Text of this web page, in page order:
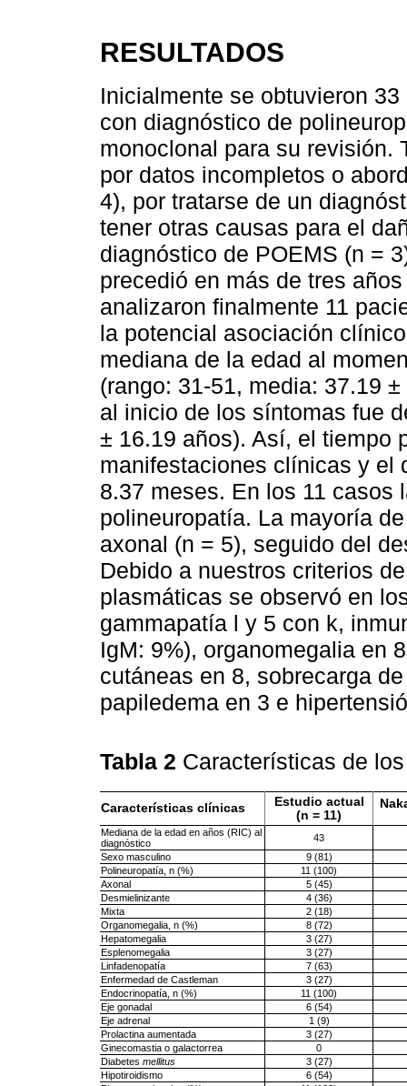
RESULTADOS
Inicialmente se obtuvieron
con diagnóstico de
monoclonal para su revisión.
por datos incompletos o
4), por tratarse de un
tener otras causas para el
diagnóstico de POEMS (n =
precedió en más de tres
analizaron finalmente 11
la potencial asociación
mediana de la edad al
(rango: 31-51, media: 37.19
al inicio de los síntomas fue
± 16.19 años). Así, el tiempo
manifestaciones clínicas y el
8.37 meses. En los 11
polineuropatía. La mayoría
axonal (n = 5), seguido del
Debido a nuestros criterios
plasmáticas se observó en
gammapatía l y 5 con k,
IgM: 9%), organomegalia en
cutáneas en 8, sobrecarga
papiledema en 3 e
Tabla 2 Características de
Características clínicas
Estudio actual
(n = 11)
Mediana de la edad en años (RIC) al
diagnóstico
43
Sexo masculino
9 (81)
Polineuropatía, n (%)
11 (100)
Axonal
5 (45)
Desmielinizante
4 (36)
Mixta
2 (18)
Organomegalia, n (%)
8 (72)
Hepatomegalia
3 (27)
Esplenomegalia
3 (27)
Linfadenopatía
7 (63)
Enfermedad de Castleman
3 (27)
Endocrinopatía, n (%)
11 (100)
Eje gonadal
6 (54)
Eje adrenal
1 (9)
Prolactina aumentada
3 (27)
Ginecomastia o galactorrea
0
Diabetes mellitus
3 (27)
Hipotiroidismo
6 (54)